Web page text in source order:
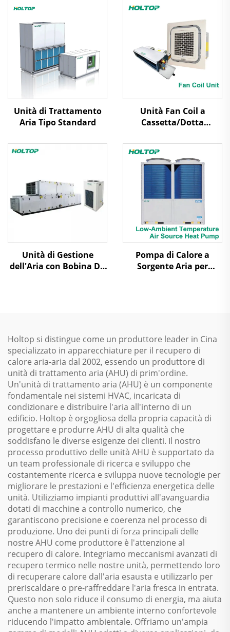
Unità di Trattamento
Aria Tipo Standard
Unità Fan Coil a
Cassetta/Dotta
Unità di Gestione
dell'Aria con Bobina DX
Pompa di Calore a
Sorgente Aria per
Holtop si distingue come un produttore leader in Cina
specializzato in apparecchiature per il recupero di
calore aria-aria dal 2002, essendo un produttore di
unità di trattamento aria (AHU) di prim'ordine.
Un'unità di trattamento aria (AHU) è un componente
fondamentale nei sistemi HVAC, incaricata di
condizionare e distribuire l'aria all'interno di un
edificio. Holtop è orgogliosa della propria capacità di
progettare e produrre AHU di alta qualità che
soddisfano le diverse esigenze dei clienti. Il nostro
processo produttivo delle unità AHU è supportato da
un team professionale di ricerca e sviluppo che
costantemente ricerca e sviluppa nuove tecnologie per
migliorare le prestazioni e l'efficienza energetica delle
unità. Utilizziamo impianti produttivi all'avanguardia
dotati di macchine a controllo numerico, che
garantiscono precisione e coerenza nel processo di
produzione. Uno dei punti di forza principali delle
nostre AHU come produttore è l'attenzione al
recupero di calore. Integriamo meccanismi avanzati di
recupero termico nelle nostre unità, permettendo loro
di recuperare calore dall'aria esausta e utilizzarlo per
preriscaldare o pre-raffreddare l'aria fresca in entrata.
Questo non solo riduce il consumo di energia, ma aiuta
anche a mantenere un ambiente interno confortevole
riducendo l'impatto ambientale. Offriamo un'ampia